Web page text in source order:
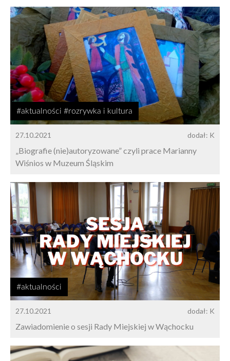
#aktualności #rozrywka i kultura
27.10.2021 dodał: K
„Biografie (nie)autoryzowane” czyli prace Marianny
Wiśnios w Muzeum Śląskim
#aktualności
27.10.2021 dodał: K
Zawiadomienie o sesji Rady Miejskiej w Wąchocku